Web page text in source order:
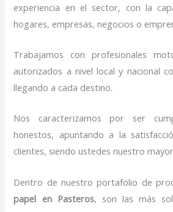
experiencia en el sector, con la
hogares, empresas, negocios o
Trabajamos con profesionales
autorizados a nivel local y nacional
llegando a cada destino.
Nos caracterizamos por ser
honestos, apuntando a la
clientes, siendo ustedes nuestro
Dentro de nuestro portafolio de
papel en Pasteros, son las más